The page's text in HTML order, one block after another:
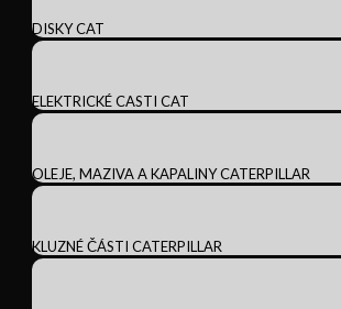
DISKY CAT
ELEKTRICKÉ CASTI CAT
OLEJE, MAZIVA A KAPALINY CATERPILLAR
KLUZNÉ ČÁSTI CATERPILLAR